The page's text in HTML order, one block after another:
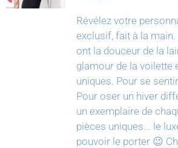
Révélez votre
exclusif, fait à la main.
ont la douceur de la
glamour de la voilette
uniques. Pour se
Pour oser un hiver
un exemplaire de
pièces uniques... le
pouvoir le porter 😉